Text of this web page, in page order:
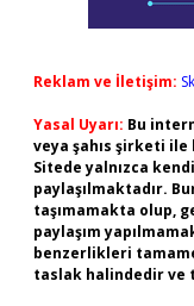
Reklam ve İletişim:
Yasal Uyarı: Bu
veya şahıs şirketi ile
Sitede yalnızca
paylaşılmaktadır.
taşımamakta olup,
paylaşım
benzerlikleri
taslak halindedir ve